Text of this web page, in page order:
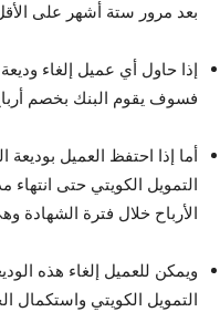
بعد مرور ستة أشهر على
إذا حاول أي عميل إلغاء
فسوف يقوم البنك بخصم أرباح
أما إذا احتفظ العميل
التمويل الكويتي حتى
الأرباح خلال فترة الشهادة وهي
ويمكن للعميل إلغاء هذه
التمويل الكويتي واستكمال